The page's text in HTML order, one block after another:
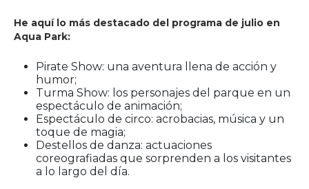
He aquí lo más destacado del programa de julio en
Aqua Park:
Pirate Show: una aventura llena de acción y
humor;
Turma Show: los personajes del parque en un
espectáculo de animación;
Espectáculo de circo: acrobacias, música y un
toque de magia;
Destellos de danza: actuaciones
coreografiadas que sorprenden a los visitantes
a lo largo del día.